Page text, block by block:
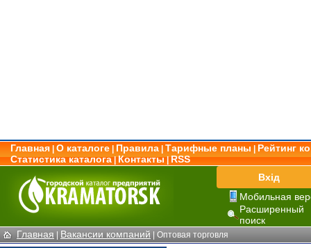
Главная О каталоге Правила Тарифные планы
Рейтинг
Статистика каталога|Контакты|RSS
Вхід
Мобильная
Расширенный
поиск
Главная | Вакансии компаний | Оптовая торговля